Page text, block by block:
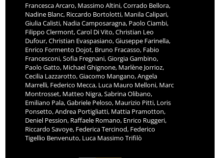
Francesca Arcaro, Massimo Altini, Corrado Bellora,
Nadine Blanc, Riccardo Bortolotti, Manila Calipari,
Giulia Calisti, Nadia Camposaragna, Paolo Ciambi,
Filippo Clermont, Carol Di Vito, Christian Leo
Dufour, Christian Evaspasiano, Giuseppe Farinella,
Enrico Formento Dojot, Bruno Fracasso, Fabio
Francesconi, Sofia Fregnani, Giorgia Gambino,
Paolo Gatto, Michael Ghignone, Marlène Jorrioz,
Cecilia Lazzarotto, Giacomo Mangano, Angela
Marrelli, Federico Mecca, Luca Mauro Melloni, Marc
Montrosset, Matteo Nigra, Sabrina Olibano,
Emiliano Pala, Gabriele Peloso, Maurizio Pitti, Loris
Ponsetto, Andrea Portigliatti, Mattia Pramotton,
Deniel Pession, Raffaele Romano, Enrico Ruggeri,
Riccardo Savoye, Federica Tercinod, Federico
Tigellio Benvenuto, Luca Massimo Trifilò